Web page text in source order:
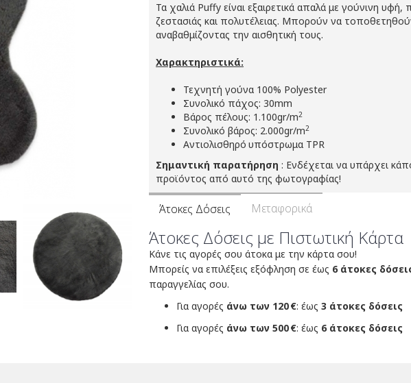
Τα χαλιά Puffy είναι εξαιρετικά απαλά με γούνινη
ζεστασιάς και πολυτέλειας. Μπορούν να
αναβαθμίζοντας την αισθητική τους.
Χαρακτηριστικά:
Τεχνητή γούνα 100% Polyester
Συνολικό πάχος: 30mm
Βάρος πέλους: 1.100gr/m2
Συνολικό βάρος: 2.000gr/m2
Αντιολισθηρό υπόστρωμα TPR
Σημαντική παρατήρηση : Ενδέχεται να υπάρχει
προϊόντος από αυτό της φωτογραφίας!
Άτοκες Δόσεις Μεταφορικά
Άτοκες Δόσεις με Πιστωτική Κάρτα
Κάνε τις αγορές σου άτοκα με την κάρτα σου!
Μπορείς να επιλέξεις εξόφληση σε έως 6 άτοκες
παραγγελίας σου.
Για αγορές άνω των 120 €: έως 3 άτοκες δόσεις
Για αγορές άνω των 500 €: έως 6 άτοκες δόσεις